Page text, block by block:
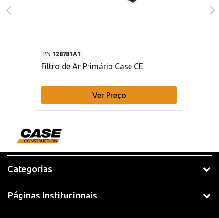
PN 128781A1
Filtro de Ar Primário Case CE
Ver Preço
Categorias
Páginas Institucionais